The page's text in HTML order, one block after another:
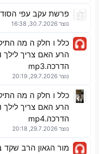
פרשת עקב עפי הסוד.pdf
נוצר 30.7.2026, 16:38
כלל ו חלק ה מה התיקון
הרע האם צריך לילך
הדרכה.mp3
נוצר 29.7.2026, 20:19
כלל ו חלק ה מה התיקון
הרע האם צריך לילך
הדרכה.mp4
נוצר 29.7.2026, 20:18
מור הגאון הרב שקד